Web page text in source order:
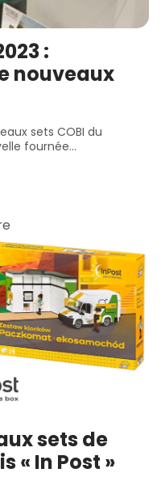
:
nouveaux
sets COBI du
fournée...
sets de
« In Post »